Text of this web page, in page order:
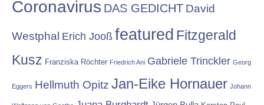
Coronavirus DAS GEDICHT David
Westphal Erich Jooß featured Fitzgerald
Kusz Franziska Röchter Friedrich Ani Gabriele Trinckler Georg
Eggers Hellmuth Opitz Jan-Eike Hornauer Johann